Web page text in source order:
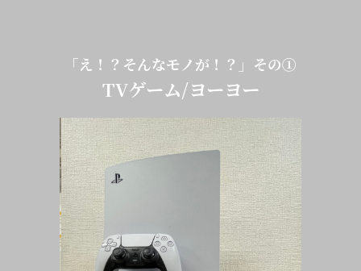
「え！？そんなモノが！？」その①
TVゲーム/ヨーヨー